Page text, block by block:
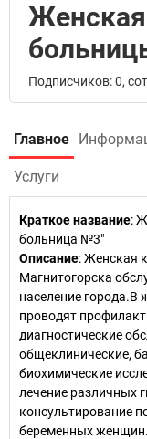
Женская
Подписчиков: 0,
Главное
Услуги
Краткое название:
больница №3"
Описание: Женская
Магнитогорска
население
проводят
диагностические
общеклинические,
биохимические
лечение различных
консультирование
беременных женщин.